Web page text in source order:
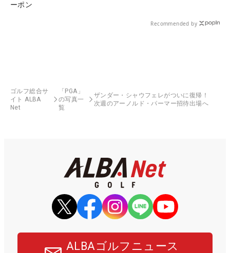
ーポン
Recommended by
ゴルフ総合サ
イト ALBA
Net
「PGA」
の写真一
覧
ザンダー・シャウフェレがついに復帰！
次週のアーノルド・パーマー招待出場へ
ALBAゴルフニュース